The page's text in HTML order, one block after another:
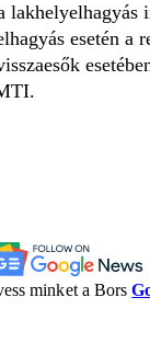
esetén a
minket a Bors